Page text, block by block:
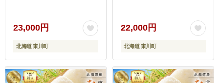
23,000円
北海道 東川町
22,000円
北海道 東川町